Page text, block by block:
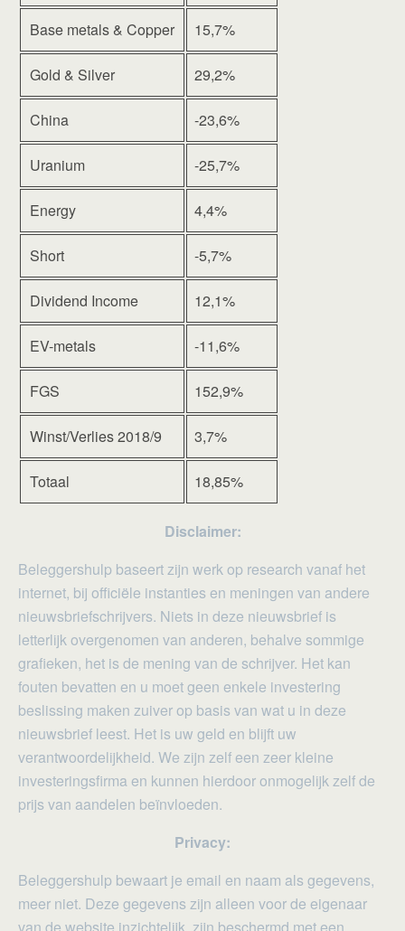
Base metals & Copper 15,7%
Gold & Silver 29,2%
China -23,6%
Uranium -25,7%
Energy 4,4%
Short -5,7%
Dividend Income 12,1%
EV-metals -11,6%
FGS 152,9%
Winst/Verlies 2018/9 3,7%
Totaal 18,85%
Disclaimer:
Beleggershulp baseert zijn werk op research vanaf het
internet, bij officiële instanties en meningen van andere
nieuwsbriefschrijvers. Niets in deze nieuwsbrief is
letterlijk overgenomen van anderen, behalve sommige
grafieken, het is de mening van de schrijver. Het kan
fouten bevatten en u moet geen enkele investering
beslissing maken zuiver op basis van wat u in deze
nieuwsbrief leest. Het is uw geld en blijft uw
verantwoordelijkheid. We zijn zelf een zeer kleine
investeringsfirma en kunnen hierdoor onmogelijk zelf de
prijs van aandelen beïnvloeden.
Privacy:
Beleggershulp bewaart je email en naam als gegevens,
meer niet. Deze gegevens zijn alleen voor de eigenaar